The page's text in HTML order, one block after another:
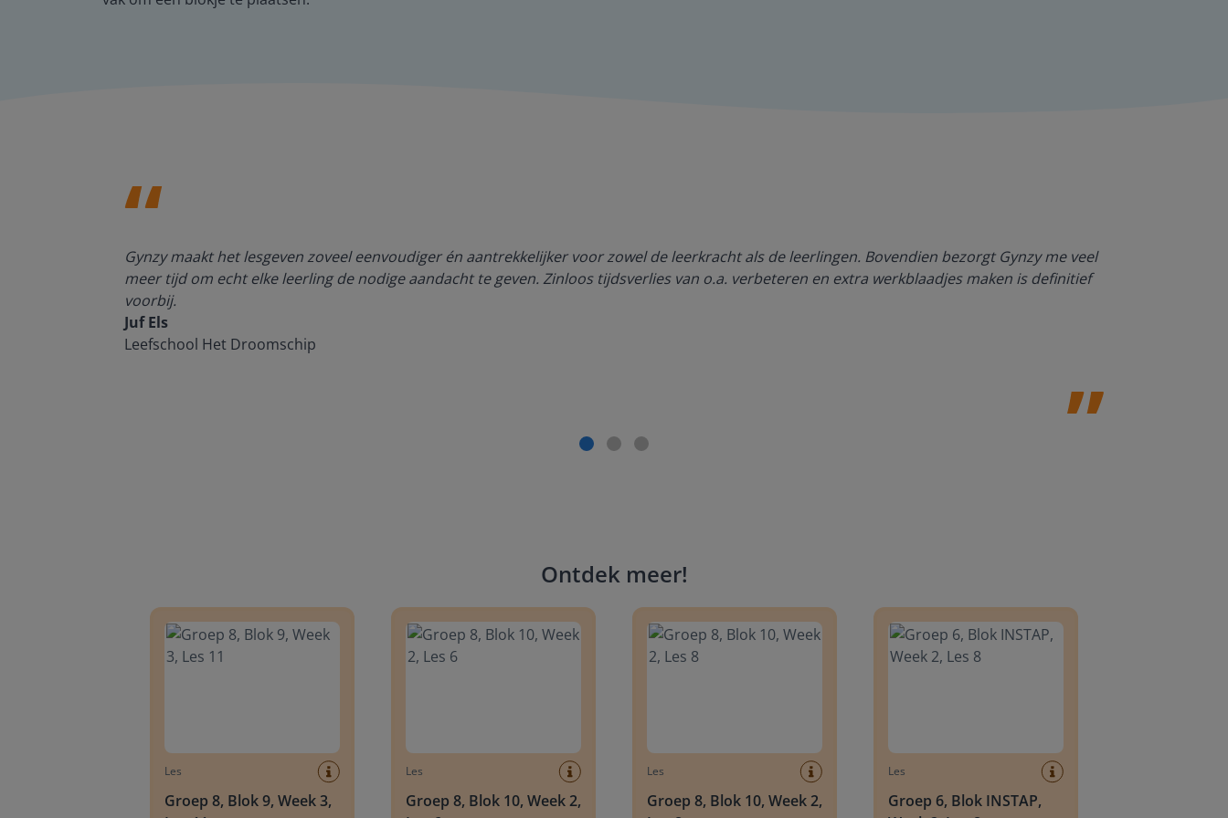
Gynzy maakt het lesgeven zoveel eenvoudiger én aantrekkelijker voor zowel de leerkracht als de leerlingen. Bovendien bezorgt Gynzy me veel
meer tijd om echt elke leerling de nodige aandacht te geven. Zinloos tijdsverlies van o.a. verbeteren en extra werkblaadjes maken is definitief
voorbij.
Juf Els
Leefschool Het Droomschip
Ontdek meer!
Les
Groep 8, Blok 9, Week 3,
Les
Groep 8, Blok 10, Week 2,
Les
Groep 8, Blok 10, Week 2,
Les
Groep 6, Blok INSTAP,